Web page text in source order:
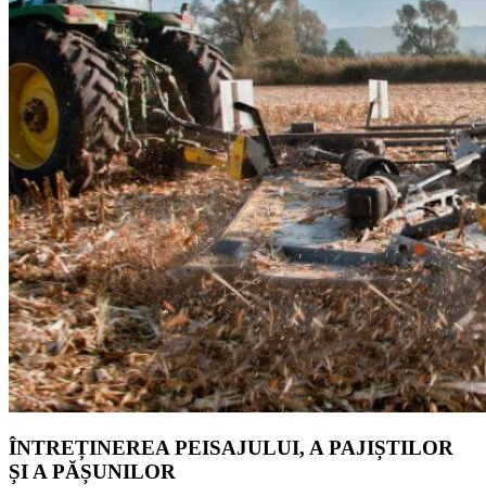
ÎNTREȚINEREA PEISAJULUI, A PAJIȘTILOR
ȘI A PĂȘUNILOR